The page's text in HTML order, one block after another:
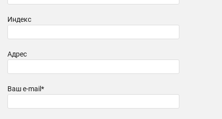
Индекс
Адрес
Ваш e-mail*